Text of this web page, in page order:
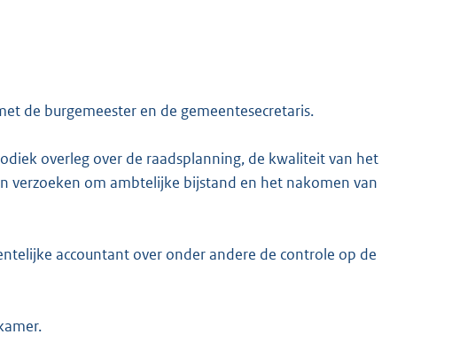
de burgemeester en de gemeentesecretaris.
overleg over de raadsplanning, de kwaliteit van het
verzoeken om ambtelijke bijstand en het nakomen van
accountant over onder andere de controle op de